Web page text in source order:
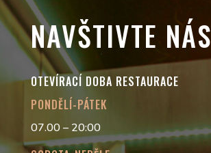
NAVŠTIVTE NÁS
OTEVÍRACÍ DOBA RESTAURACE
PONDĚLÍ-PÁTEK
07.00 – 20:00